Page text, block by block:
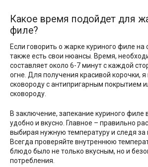
Какое время подойдет для
филе?
Если говорить о жарке куриного филе на
также есть свои нюансы. Время,
составляет около 6-7 минут с каждой
огне. Для получения красивой корочки,
сковороду с антипригарным покрытием
сковороду.
В заключение, запекание куриного филе
удобно и вкусно. Главное – правильно
выбирая нужную температуру и следя за
Всегда проверяйте внутреннюю
блюдо было не только вкусным, но и
потребления.